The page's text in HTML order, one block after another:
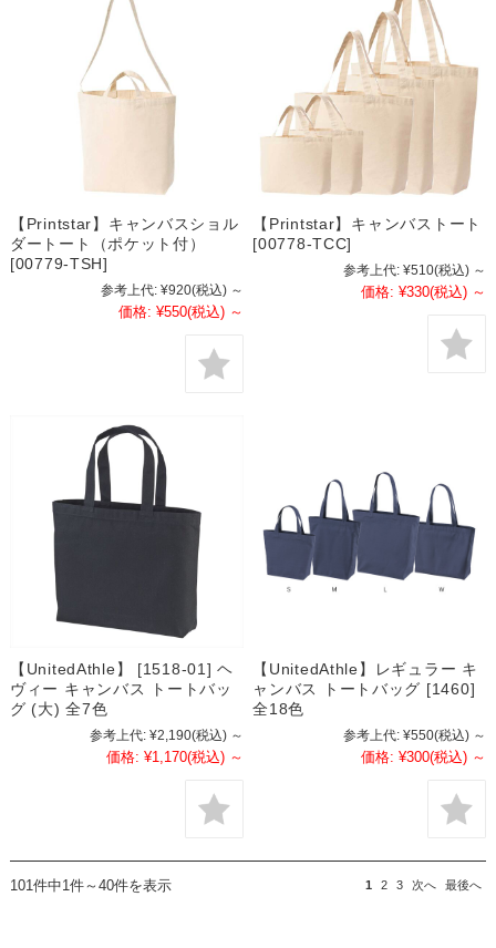
【Printstar】キャンバスショル
ダートート（ポケット付）
[00779-TSH]
参考上代: ¥920(税込) ～
価格: ¥550(税込) ～
【Printstar】キャンバストート
[00778-TCC]
参考上代: ¥510(税込) ～
価格: ¥330(税込) ～
【UnitedAthle】 [1518-01] ヘ
ヴィー キャンバス トートバッ
グ (大) 全7色
参考上代: ¥2,190(税込) ～
価格: ¥1,170(税込) ～
【UnitedAthle】レギュラー キ
ャンバス トートバッグ [1460]
全18色
参考上代: ¥550(税込) ～
価格: ¥300(税込) ～
101件中1件～40件を表示 1 2 3 次へ 最後へ